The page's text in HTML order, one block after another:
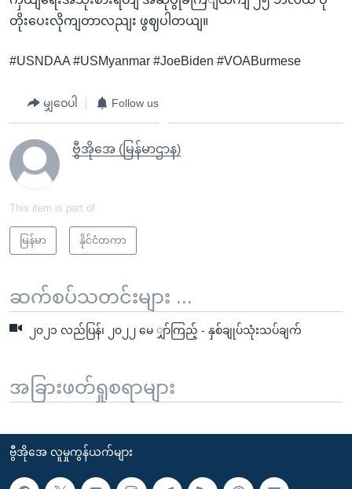
တိုးပေးလိုကျတာလညျး ဖွဈပါတယျ။
#USNDAA #USMyanmar #JoeBiden #VOABurmese
မျှဝေပါ Follow us
ဗွီအိုအေ (မြန်မာဌာန)
This item is part of
မြန်မာ နိုင်ငံတကာ
ဆက်စပ်သတင်းများ ...
၂၀၂၁ လည်ပြန်၊ ၂၀၂၂ မေ ျှာ်ကြည့် - နှစ်ချုပ်သုံးသပ်ချက်
အခြားဖတ်ရှုစရာများ
ဗွီအိုအေ လူမှုကွန်ယက်များ